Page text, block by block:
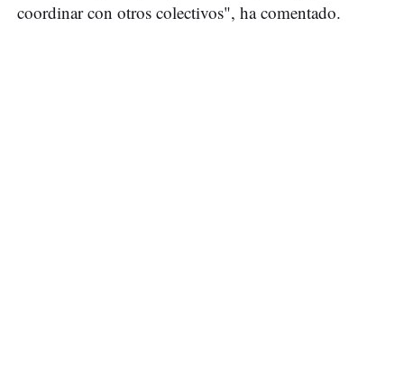
coordinar con otros colectivos", ha comentado.